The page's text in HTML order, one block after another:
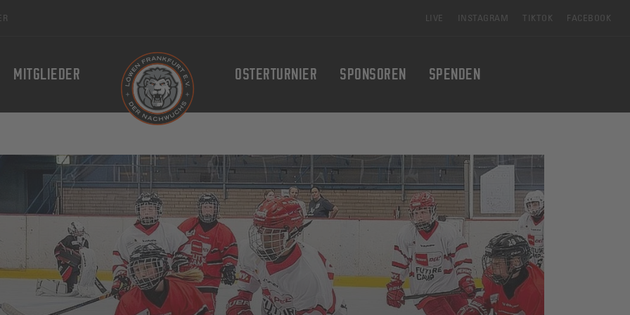
LIVE INSTAGRAM TIKTOK FACEBOOK
MITGLIEDER OSTERTURNIER SPONSOREN SPENDEN